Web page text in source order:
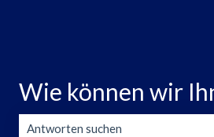
Wie können wir